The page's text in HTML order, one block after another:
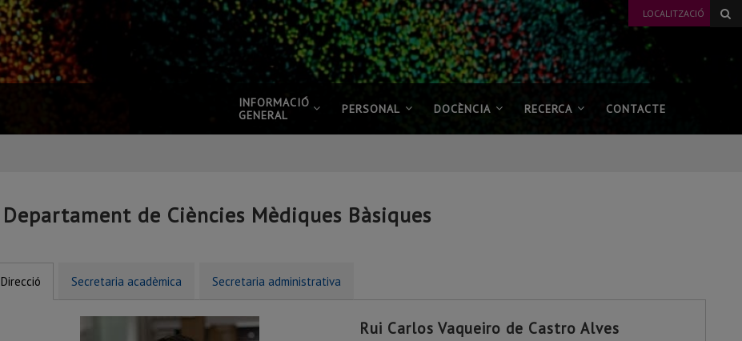
LOCALITZACIÓ
INFORMACIÓ
GENERAL
PERSONAL DOCÈNCIA RECERCA CONTACTE
Departament de Ciències Mèdiques Bàsiques
Direcció Secretaria acadèmica Secretaria administrativa
Rui Carlos Vaqueiro de Castro Alves